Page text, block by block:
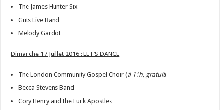
The James Hunter Six
Guts Live Band
Melody Gardot
Dimanche 17 Juillet 2016 : LET’S DANCE
The London Community Gospel Choir (à 11h, gratuit)
Becca Stevens Band
Cory Henry and the Funk Apostles